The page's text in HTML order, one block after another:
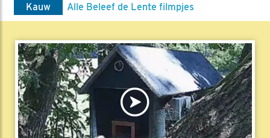
Kauw Alle Beleef de Lente filmpjes